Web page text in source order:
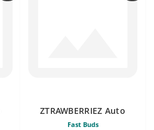
ZTRAWBERRIEZ Auto
Fast Buds